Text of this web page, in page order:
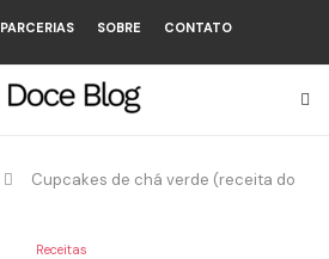
PARCERIAS SOBRE CONTATO
Cupcakes de chá verde (receita do
Receitas